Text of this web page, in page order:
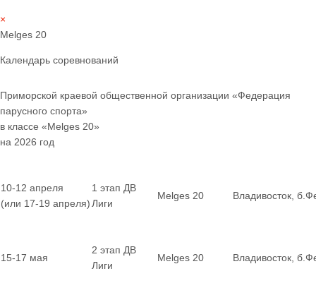
×
Melges 20
Календарь соревнований
Приморской краевой общественной организации «Федерация
парусного спорта»
в классе «Melges 20»
на 2026 год
10-12 апреля
(или 17-19 апреля)
1 этап ДВ
Лиги
Melges 20 Владивосток,
15-17 мая
2 этап ДВ
Лиги
Melges 20 Владивосток,